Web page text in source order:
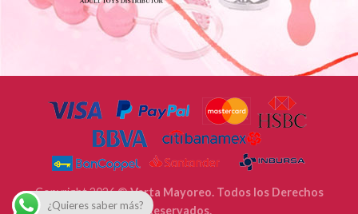
Copyright 2026 ©Varta Mayoreo. Todos los Derechos
Reservados.
¿Quieres saber más?